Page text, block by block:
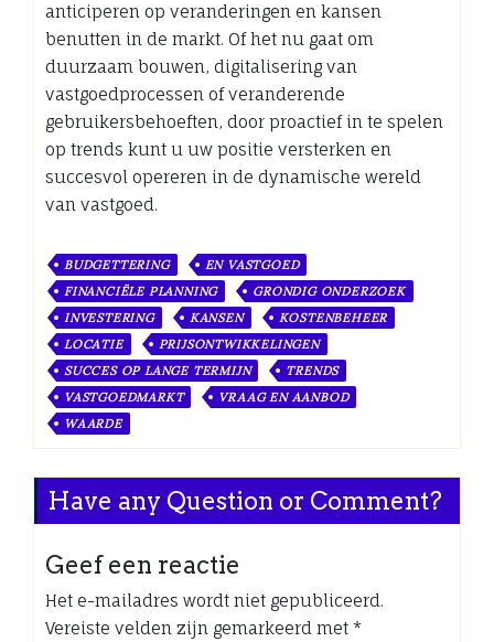
anticiperen op veranderingen en kansen
benutten in de markt. Of het nu gaat om
duurzaam bouwen, digitalisering van
vastgoedprocessen of veranderende
gebruikersbehoeften, door proactief in te spelen
op trends kunt u uw positie versterken en
succesvol opereren in de dynamische wereld
van vastgoed.
BUDGETTERING
EN VASTGOED
FINANCIËLE PLANNING
GRONDIG ONDERZOEK
INVESTERING
KANSEN
KOSTENBEHEER
LOCATIE
PRIJSONTWIKKELINGEN
SUCCES OP LANGE TERMIJN
TRENDS
VASTGOEDMARKT
VRAAG EN AANBOD
WAARDE
Have any Question or Comment?
Geef een reactie
Het e-mailadres wordt niet gepubliceerd.
Vereiste velden zijn gemarkeerd met *